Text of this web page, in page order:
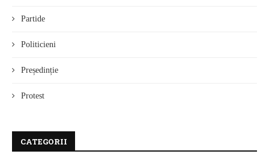
Partide
Politicieni
Președinție
Protest
CATEGORII